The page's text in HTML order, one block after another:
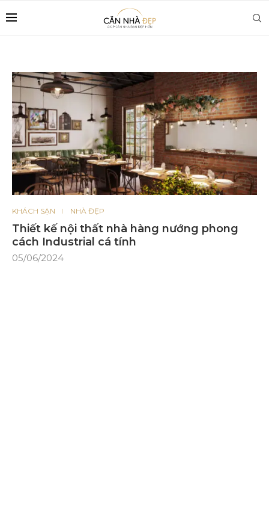
KHÁCH SẠN NHÀ ĐẸP
Thiết kế nội thất nhà hàng nướng phong
cách Industrial cá tính
05/06/2024